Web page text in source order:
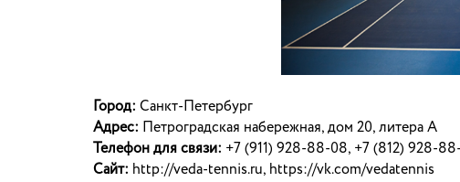
Город: Санкт-Петербург
Адрес: Петроградская набережная, дом 20, литера А
Телефон для связи: +7 (911) 928-88-08, +7 (812) 928-
Сайт: http://veda-tennis.ru, https://vk.com/vedatennis